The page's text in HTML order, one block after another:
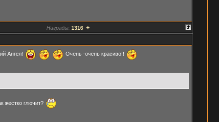
Награды: 1316 +
Ангел! Очень -очень красиво!!
жестко глючит?